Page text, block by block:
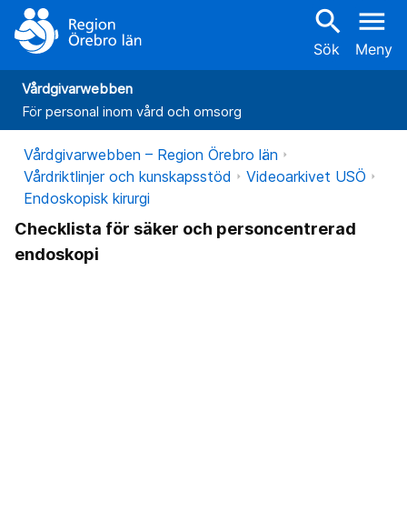
search
Sök
menu
Meny
Vårdgivarwebben
För personal inom vård och omsorg
Vårdgivarwebben – Region Örebro län
Vårdriktlinjer och kunskapsstöd
Videoarkivet USÖ
Endoskopisk kirurgi
Checklista för säker och personcentrerad
endoskopi